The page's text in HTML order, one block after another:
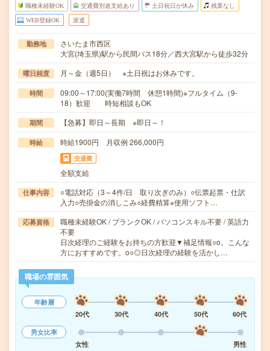
職種未経験OK 交通費別途支給あり 土日祝日が休み 残業なし
WEB登録OK 派遣
勤務地
さいたま市西区
大宮(埼玉県)駅から民間バス18分／西大宮駅から徒歩32分
曜日頻度 月～金（週5日） ※土日祝はお休みです。
時間
09:00～17:00(実働7時間 休憩1時間)※フルタイム（9-
18）歓迎 時短相談もOK
期間 【急募】即日～長期 ※即日～！
時給 時給1900円 月収例 266,000円
交通費
全額支給
仕事内容
○電話対応（3～4件/日 取り次ぎのみ）○伝票起票・仕訳
入力○売掛金の消しこみ○経費精算※使用ソフト…
応募資格
職種未経験OK / ブランクOK / パソコンスキル不要 / 英語力
不要
日次経理のご経験をお持ちの方歓迎▼補足情報○o。こんな
方におすすめです。o○◎日次経理の経験を活かし…
職場の雰囲気
年齢層
20代
30代 40代 50代
60代
男女比率
女性
男性